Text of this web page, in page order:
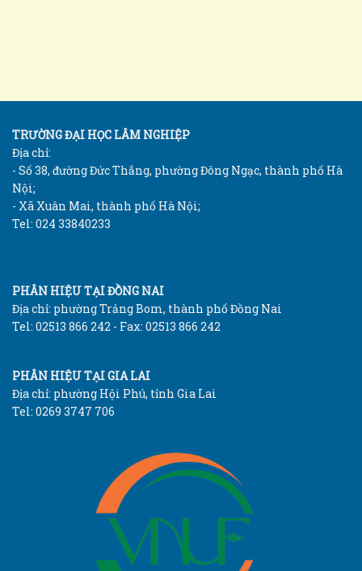
TRƯỜNG ĐẠI HỌC LÂM NGHIỆP
Địa chỉ:
- Số 38, đường Đức Thắng, phường Đông Ngạc, thành phố Hà
Nội;
- Xã Xuân Mai, thành phố Hà Nội;
Tel: 024 33840233
PHÂN HIỆU TẠI ĐỒNG NAI
Địa chỉ: phường Trảng Bom, thành phố Đồng Nai
Tel: 02513 866 242 - Fax: 02513 866 242
PHÂN HIỆU TẠI GIA LAI
Địa chỉ: phường Hội Phú, tỉnh Gia Lai
Tel: 0269 3747 706